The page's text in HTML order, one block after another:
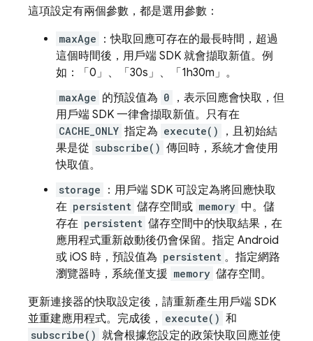
這項設定有兩個參數，都是選用參數：
maxAge
：快取回應可存在的最長時間，超過
這個時間後，用戶端 SDK 就會擷取新值。例
如：「0」、「30s」、「1h30m」。
maxAge 的預設值為 0
，表示回應會快取，但
用戶端 SDK 一律會擷取新值。只有在
CACHE_ONLY 指定為 execute()
，且初始結
果是從 subscribe() 傳回時，系統才會使用
快取值。
storage
：用戶端 SDK 可設定為將回應快取
在 persistent 儲存空間或 memory 中。儲
存在 persistent 儲存空間中的快取結果，在
應用程式重新啟動後仍會保留。指定 Android
或 iOS 時，預設值為 persistent 。指定網路
瀏覽器時，系統僅支援 memory 儲存空間。
更新連接器的快取設定後，請重新產生用戶端 SDK
並重建應用程式。完成後，
execute() 和
subscribe() 就會根據您設定的政策快取回應並使